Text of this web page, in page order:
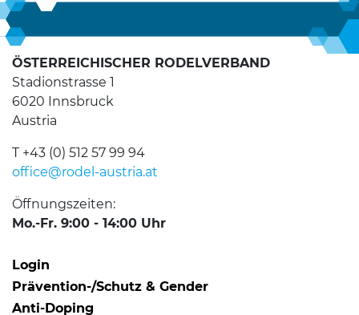
ÖSTERREICHISCHER RODELVERBAND
Stadionstrasse 1
6020 Innsbruck
Austria
T +43 (0) 512 57 99 94
office@rodel-austria.at
Öffnungszeiten:
Mo.-Fr. 9:00 - 14:00 Uhr
Login
Prävention-/Schutz & Gender
Anti-Doping